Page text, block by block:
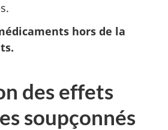
hors de la
des effets
soupçonnés